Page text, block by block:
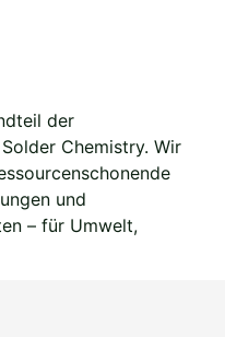
der
Chemistry. Wir
und
– für Umwelt,